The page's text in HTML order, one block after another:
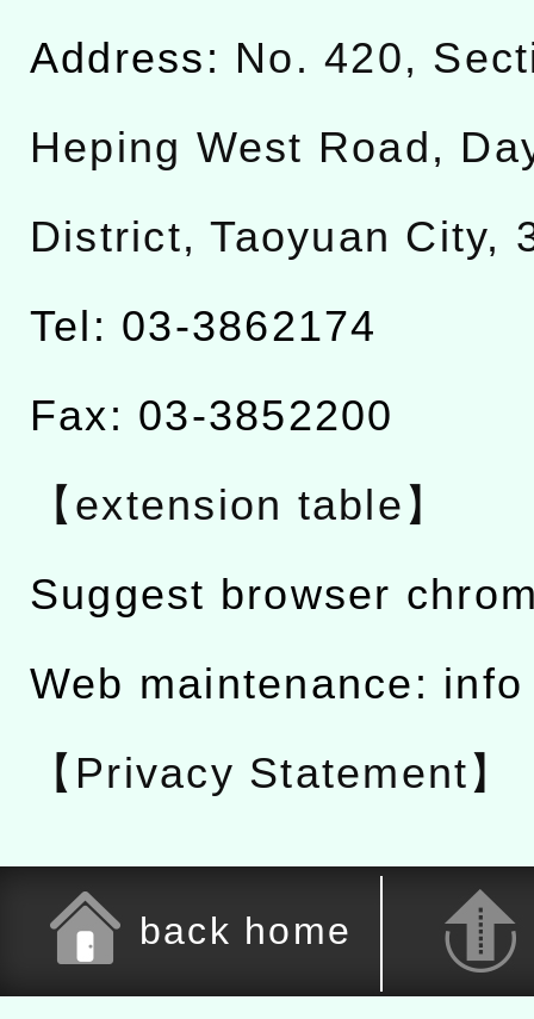
Address: No. 420,
Heping West Road,
District, Taoyuan City,
Tel: 03-3862174
Fax: 03-3852200
【extension table】
Suggest browser
Web maintenance:
【Privacy Statement】
back home